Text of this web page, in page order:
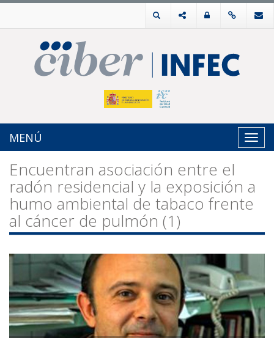
MENÚ
Encuentran asociación entre el
radón residencial y la exposición a
humo ambiental de tabaco frente
al cáncer de pulmón (1)